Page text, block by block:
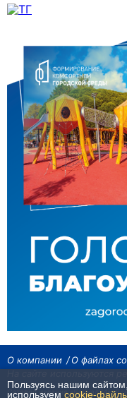
О компании
О файлах
Сетевое издание «Байкал24».
Пользуясь нашим
используем cookie-